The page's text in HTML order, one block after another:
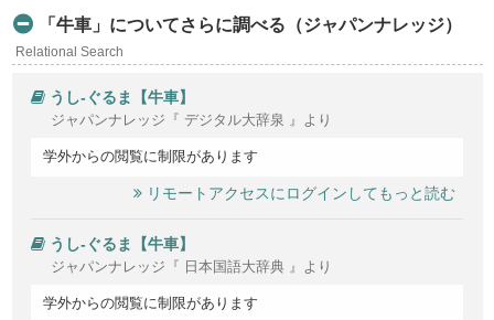
「牛車」についてさらに調べる（ジャパンナレッジ）
Relational Search
うし‐ぐるま【牛車】
ジャパンナレッジ『 デジタル大辞泉 』より
学外からの閲覧に制限があります
リモートアクセスにログインしてもっと読む
うし‐ぐるま【牛車】
ジャパンナレッジ『 日本国語大辞典 』より
学外からの閲覧に制限があります